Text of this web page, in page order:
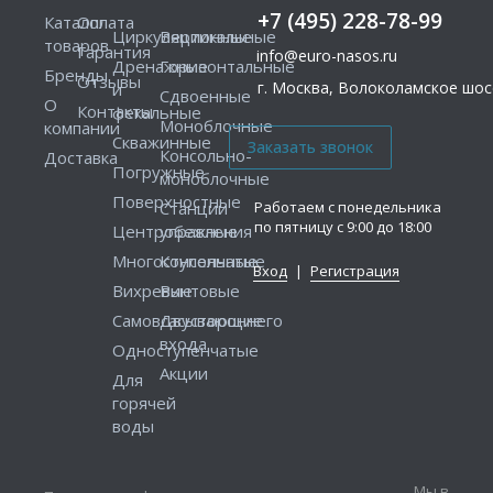
+7 (495) 228-78-99
info@euro-nasos.ru
г. Москва, Волоколамское
Работаем с понедельника
по пятницу с 9:00 до 18:00
Вход | Регистрация
Каталог
товаров
Бренды
О
компании
Доставка
Оплата
Гарантия
Отзывы
Контакты
Циркуляционные
Дренажные
и
фекальные
Скважинные
Погружные
Поверхностные
Центробежные
Многоступенчатые
Вихревые
Самовсасывающие
Одноступенчатые
Для
горячей
воды
Вертикальные
Горизонтальные
Сдвоенные
Моноблочные
Консольно-
моноблочные
Станции
управления
Консольные
Винтовые
Двустороннего
входа
Акции